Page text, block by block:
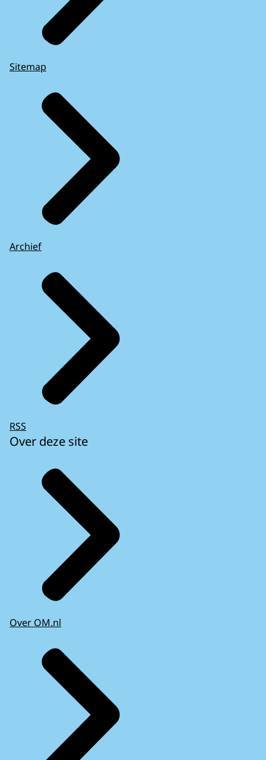
Sitemap
Archief
RSS
Over deze site
Over OM.nl